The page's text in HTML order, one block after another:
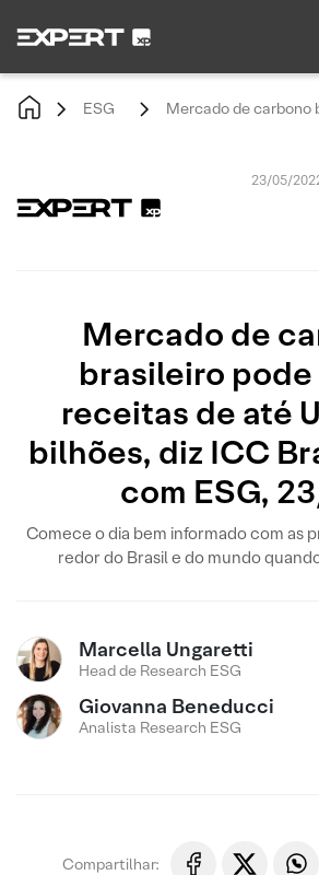
ESG Mercado de carbono
23/05/
Mercado de
brasileiro
receitas de até
bilhões, diz ICC
com ESG,
Comece o dia bem informado com as
redor do Brasil e do mundo
Marcella Ungaretti
Head de Research ESG
Giovanna Beneducci
Analista Research ESG
Compartilhar: